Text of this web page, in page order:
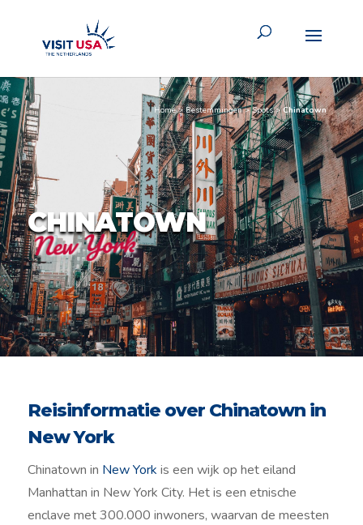
Home>Bestemmingen>Spots>Chinatown
CHINATOWN
New York
Reisinformatie over Chinatown in
New York
Chinatown in New York is een wijk op het eiland
Manhattan in New York City. Het is een etnische
enclave met 300.000 inwoners, waarvan de meesten